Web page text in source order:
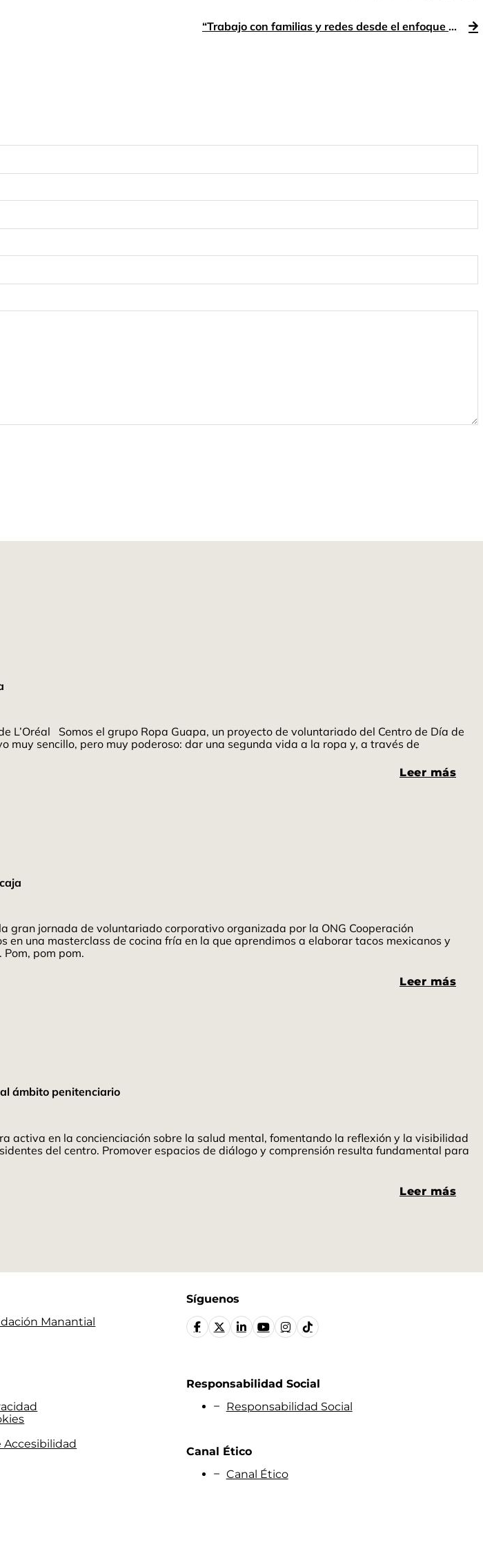
“Trabajo con familias y redes desde el enfoque del Diálogo Abierto”
Somos el grupo Ropa Guapa, un proyecto de voluntariado del Centro de Día de
sencillo, pero muy poderoso: dar una segunda vida a la ropa y, a través de
Leer más
gran jornada de voluntariado corporativo organizada por la ONG Cooperación
en una masterclass de cocina fría en la que aprendimos a elaborar tacos mexicanos y
pom pom.
Leer más
ámbito penitenciario
activa en la concienciación sobre la salud mental, fomentando la reflexión y la visibilidad
del centro. Promover espacios de diálogo y comprensión resulta fundamental para
Leer más
Manantial
Accesibilidad
Síguenos
Responsabilidad Social
Responsabilidad Social
Canal Ético
Canal Ético